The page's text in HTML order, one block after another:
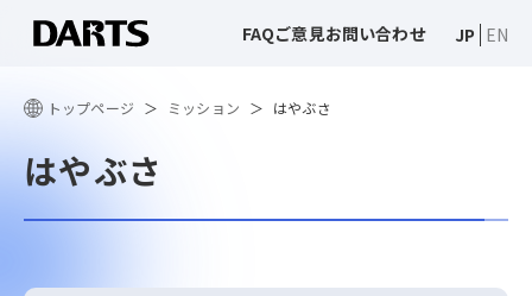
FAQご意見お問い合わせ JP EN
トップページ ミッション はやぶさ
はやぶさ